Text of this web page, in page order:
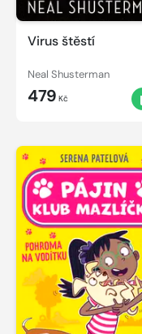
Virus štěstí
Neal Shusterman
479 Kč